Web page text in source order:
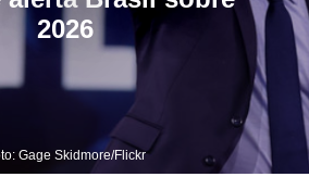
2026
Gage Skidmore/Flickr